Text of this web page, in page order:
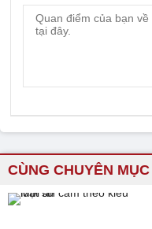
CÙNG CHUYÊN MỤC